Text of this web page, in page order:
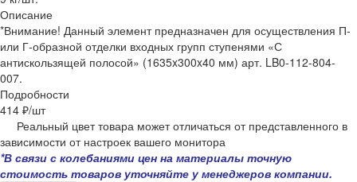
Описание
*Внимание! Данный элемент предназначен для осуществления П-
или Г-образной отделки входных групп ступенями «С
антискользящей полосой» (1635x300x40 мм) арт. LB0-112-804-
007.
Подробности
414 ₽/шт
Реальный цвет товара может отличаться от представленного в
зависимости от настроек вашего монитора
*В связи с колебаниями цен на материалы точную
стоимость товаров уточняйте у менеджеров компании.